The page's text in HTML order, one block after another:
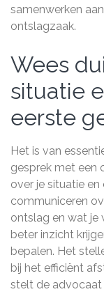
samenwerken
ontslagzaak.
Wees
situatie
eerste
Het is van
gesprek met een
over je situatie
communiceren
ontslag en wat je
beter inzicht
bepalen. Het
bij het efficiënt
stelt de